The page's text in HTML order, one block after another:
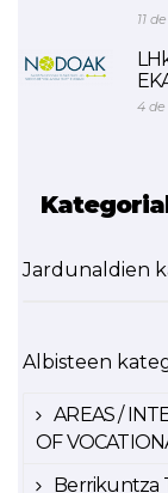
11
4
Jardunaldien
Albisteen
AREAS /
OF
Berrikuntza